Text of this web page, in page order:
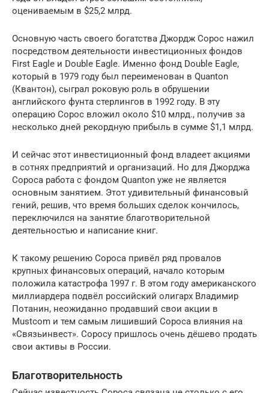
оцениваемым в $25,2 млрд.
Основную часть своего богатства Джордж Сорос нажил
посредством деятельности инвестиционных фондов
First Eagle и Double Eagle. Именно фонд Double Eagle,
который в 1979 году был переименован в Quanton
(Квантон), сыграл роковую роль в обрушении
английского фунта стерлингов в 1992 году. В эту
операцию Сорос вложил около $10 млрд., получив за
несколько дней рекордную прибыль в сумме $1,1 млрд.
И сейчас этот инвестиционный фонд владеет акциями
в сотнях предприятий и организаций. Но для Джорджа
Сороса работа с фондом Quanton уже не является
основным занятием. Этот удивительный финансовый
гений, решив, что время больших сделок кончилось,
переключился на занятие благотворительной
деятельностью и написание книг.
К такому решению Сороса привёл ряд провалов
крупных финансовых операций, начало которым
положила катастрофа 1997 г. В этом году американского
миллиардера подвёл российский олигарх Владимир
Потанин, неожиданно продавший свои акции в
Mustcom и тем самым лишивший Сороса влияния на
«Связьинвест». Соросу пришлось очень дёшево продать
свои активы в России.
Благотворительность